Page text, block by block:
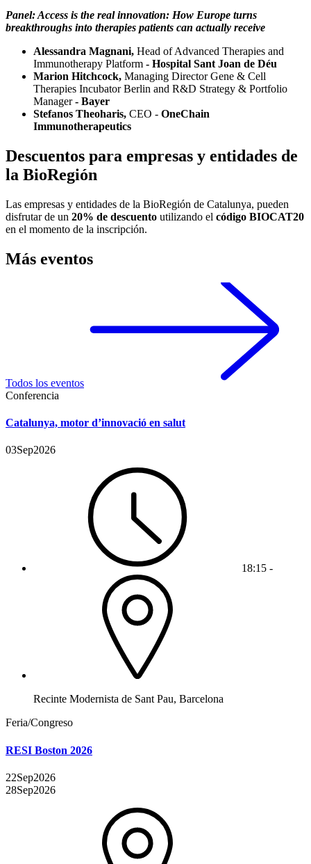
Panel: Access is the real innovation: How Europe turns
breakthroughs into therapies patients can actually receive
Alessandra Magnani, Head of Advanced Therapies and
Immunotherapy Platform - Hospital Sant Joan de Déu
Marion Hitchcock, Managing Director Gene & Cell
Therapies Incubator Berlin and R&D Strategy & Portfolio
Manager- Bayer
Stefanos Theoharis, CEO - OneChain
Immunotherapeutics
Descuentos para empresas y entidades de
la BioRegión
Las empresas y entidades de la BioRegión de Catalunya, pueden
disfrutar de un 20% de descuento utilizando el código BIOCAT20
en el momento de la inscripción.
Más eventos
Todos los eventos
Conferencia
Catalunya, motor d’innovació en salut
03Sep2026
18:15 -
Recinte Modernista de Sant Pau, Barcelona
Feria/Congreso
RESI Boston 2026
22Sep2026
28Sep2026